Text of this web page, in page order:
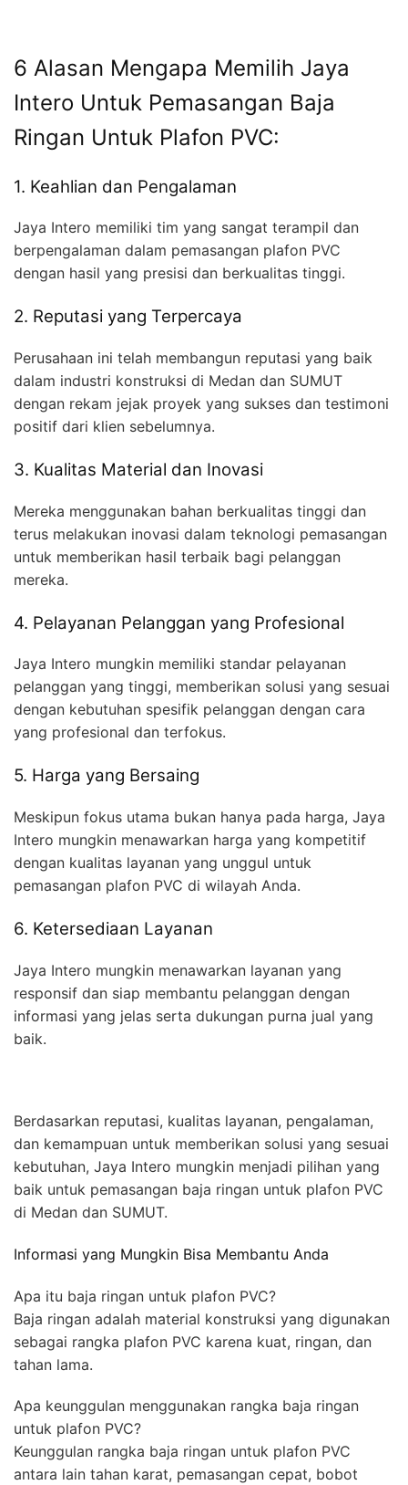
6 Alasan Mengapa Memilih Jaya
Intero Untuk Pemasangan Baja
Ringan Untuk Plafon PVC:
1. Keahlian dan Pengalaman
Jaya Intero memiliki tim yang sangat terampil dan
berpengalaman dalam pemasangan plafon PVC
dengan hasil yang presisi dan berkualitas tinggi.
2. Reputasi yang Terpercaya
Perusahaan ini telah membangun reputasi yang baik
dalam industri konstruksi di Medan dan SUMUT
dengan rekam jejak proyek yang sukses dan testimoni
positif dari klien sebelumnya.
3. Kualitas Material dan Inovasi
Mereka menggunakan bahan berkualitas tinggi dan
terus melakukan inovasi dalam teknologi pemasangan
untuk memberikan hasil terbaik bagi pelanggan
mereka.
4. Pelayanan Pelanggan yang Profesional
Jaya Intero mungkin memiliki standar pelayanan
pelanggan yang tinggi, memberikan solusi yang sesuai
dengan kebutuhan spesifik pelanggan dengan cara
yang profesional dan terfokus.
5. Harga yang Bersaing
Meskipun fokus utama bukan hanya pada harga, Jaya
Intero mungkin menawarkan harga yang kompetitif
dengan kualitas layanan yang unggul untuk
pemasangan plafon PVC di wilayah Anda.
6. Ketersediaan Layanan
Jaya Intero mungkin menawarkan layanan yang
responsif dan siap membantu pelanggan dengan
informasi yang jelas serta dukungan purna jual yang
baik.
Berdasarkan reputasi, kualitas layanan, pengalaman,
dan kemampuan untuk memberikan solusi yang sesuai
kebutuhan, Jaya Intero mungkin menjadi pilihan yang
baik untuk pemasangan baja ringan untuk plafon PVC
di Medan dan SUMUT.
Informasi yang Mungkin Bisa Membantu Anda
Apa itu baja ringan untuk plafon PVC?
Baja ringan adalah material konstruksi yang digunakan
sebagai rangka plafon PVC karena kuat, ringan, dan
tahan lama.
Apa keunggulan menggunakan rangka baja ringan
untuk plafon PVC?
Keunggulan rangka baja ringan untuk plafon PVC
antara lain tahan karat, pemasangan cepat, bobot